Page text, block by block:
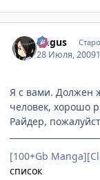
Angus
28 Июля, 2009
Я с вами. Должен
человек, хорошо
Райдер,
[100+Gb
список